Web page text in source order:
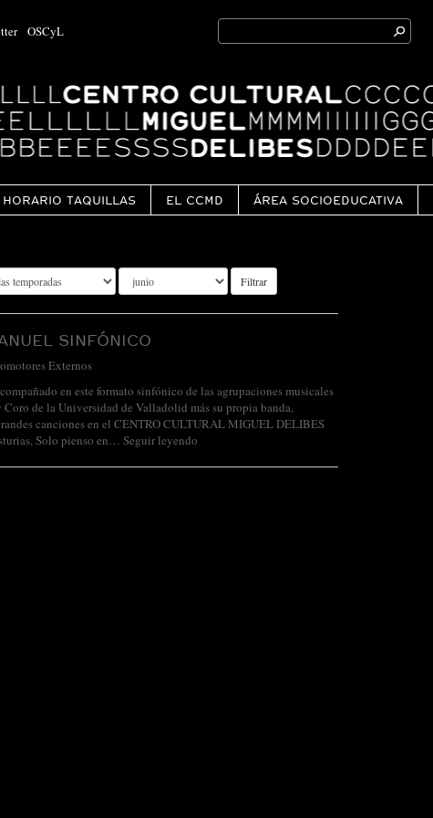
OSCyL
Search
for:
HORARIO TAQUILLAS EL CCMD ÁREA SOCIOEDUCATIVA
Filtrar
SINFÓNICO
Externos
en este formato sinfónico de las agrupaciones musicales
Coro de la Universidad de Valladolid más su propia banda,
canciones en el CENTRO CULTURAL MIGUEL DELIBES
Solo pienso en… Seguir leyendo